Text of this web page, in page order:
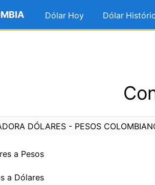
Dólar Hoy Dólar
DÓLARES - PESOS
a Pesos
a Dólares